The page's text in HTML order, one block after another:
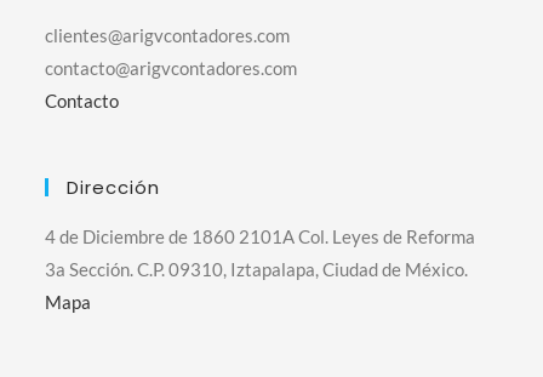
clientes@arigvcontadores.com
contacto@arigvcontadores.com
Contacto
Dirección
4 de Diciembre de 1860 2101A Col. Leyes de Reforma
3a Sección. C.P. 09310, Iztapalapa, Ciudad de México.
Mapa